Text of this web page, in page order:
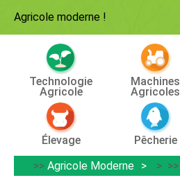
Agricole moderne !
Technologie
Agricole
Machines
Agricoles
Élevage Pêcherie
>> Agricole Moderne > >>